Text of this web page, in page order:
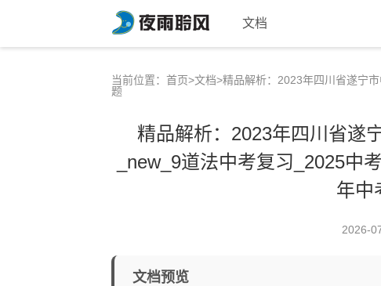
文档
当前位置： 首页>文档>精品解析：2023年四川省遂宁
题
精品解析：2023年四川省遂
_new_9道法中考复习_2025中
年中
2026-
文档预览